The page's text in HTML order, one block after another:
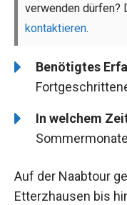
verwenden dürfen?
kontaktieren.
Benötigtes
In welchem
Auf der Naabtour
Etterzhausen bis